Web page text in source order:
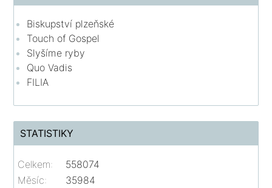
Biskupství plzeňské
Touch of Gospel
Slyšíme ryby
Quo Vadis
FILIA
STATISTIKY
Celkem:
558074
Měsíc:
35984